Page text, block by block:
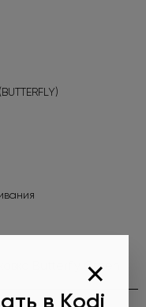
×
в Kodi
Butterfly Green